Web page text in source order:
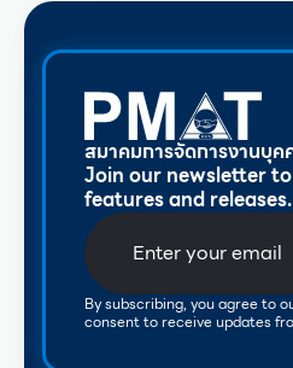
สมาคมการจัดการงานบุค
Join our newsletter
features and releases.
By subscribing, you agree to
consent to receive updates